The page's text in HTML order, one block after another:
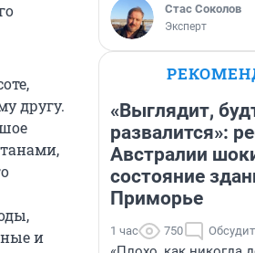
другу.
и
Стас Соколов
Эксперт
«Выглядит,
развалится»:
Австралии
состояние
Приморье
1 час 750